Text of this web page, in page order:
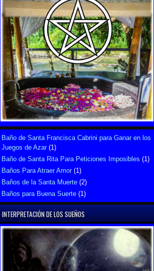
Baño de Santa Francisca Cabrini para Ganar en los
Juegos de Azar (1)
Baño de Santa Rita Para Peticiones Imposibles (1)
Baños Para Atraer Amor (1)
Baños de la Santa Muerte (2)
Baños para Buena Suerte (1)
INTERPRETACIÓN DE LOS SUEÑOS